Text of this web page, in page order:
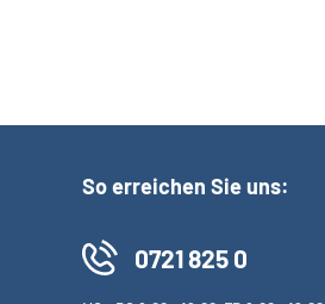
So erreichen Sie uns:
0721 825 0